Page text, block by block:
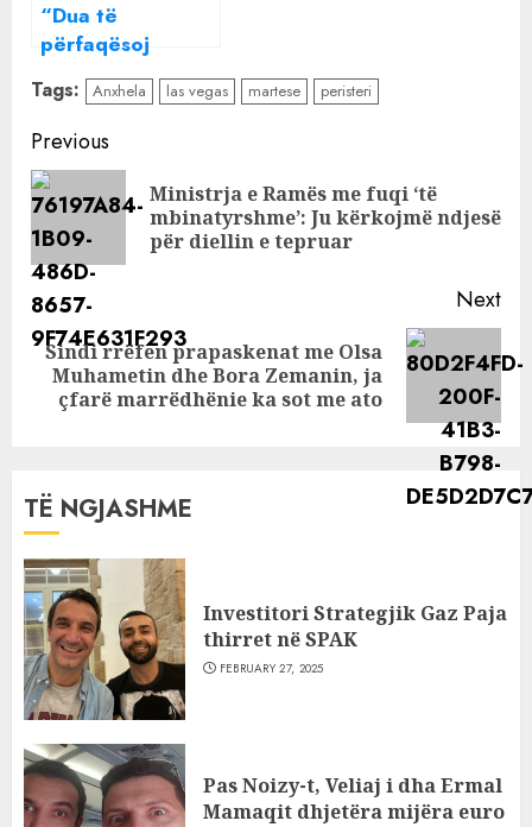
“Dua të
përfaqësoj
Greqinë në
Eurovision”, habit
Anxhela Peristeri:
Jam me kredi
Tags: Anxhela las vegas martese peristeri
Continue
Reading
Previous
Ministrja e Ramës me fuqi ‘të
mbinatyrshme’: Ju kërkojmë ndjesë
për diellin e tepruar
Next
Next
post:
Sindi rrëfen prapaskenat me Olsa
Muhametin dhe Bora Zemanin, ja
çfarë marrëdhënie ka sot me ato
TË NGJASHME
Investitori Strategjik Gaz Paja
thirret në SPAK
FEBRUARY 27, 2025
Pas Noizy-t, Veliaj i dha Ermal
Mamaqit dhjetëra mijëra euro